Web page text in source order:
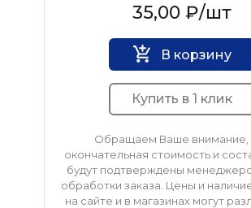
35,00 ₽/шт
В корзину
Купить в 1 клик
Обращаем Ваше внимание,
окончательная стоимость и
будут подтверждены
обработки заказа. Цены и
на сайте и в магазинах могут